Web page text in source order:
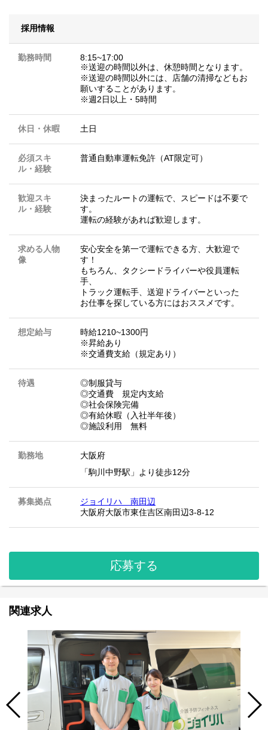
採用情報
勤務時間
8:15~17:00
※送迎の時間以外は、休憩時間となります。
※送迎の時間以外には、店舗の清掃などもお
願いすることがあります。
※週2日以上・5時間
休日・休暇 土日
必須スキ
ル・経験
普通自動車運転免許（AT限定可）
歓迎スキ
ル・経験
決まったルートの運転で、スピードは不要で
す。
運転の経験があれば歓迎します。
求める人物
像
安心安全を第一で運転できる方、大歓迎で
す！
もちろん、タクシードライバーや役員運転
手、
トラック運転手、送迎ドライバーといった
お仕事を探している方にはおススメです。
想定給与
時給1210~1300円
※昇給あり
※交通費支給（規定あり）
待遇
◎制服貸与
◎交通費 規定内支給
◎社会保険完備
◎有給休暇（入社半年後）
◎施設利用 無料
勤務地
大阪府
「駒川中野駅」より徒歩12分
募集拠点
ジョイリハ 南田辺
大阪府大阪市東住吉区南田辺3-8-12
応募する
関連求人